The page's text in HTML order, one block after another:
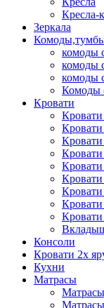
Кресла-
Зеркала
комоды
комоды
Кровати
Консоли
Кровати 2х
Кухни
Матрасы